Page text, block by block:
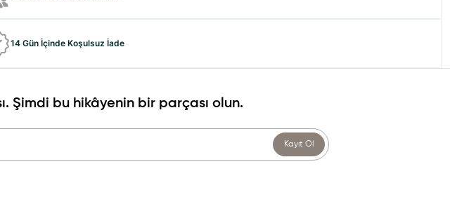
14 Gün İçinde Koşulsuz İade
Şimdi bu hikâyenin bir parçası olun.
Kayıt Ol